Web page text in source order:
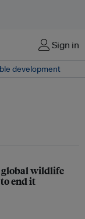
Sign in
development
global wildlife
end it